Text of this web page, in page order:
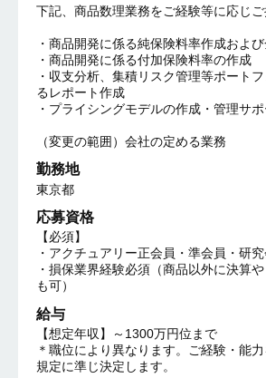
下記、商品数理業務をご経験等に応じご
・商品開発に係る純保険料率作成およ
・商品開発に係る付加保険料率の作成
・収支分析、集積リスク管理等ポート
るレポート作成
・プライシングモデルの作成・管理サ
（変更の範囲）会社の定める業務
勤務地
東京都
応募資格
【必須】
・アクチュアリー正会員・準会員・研究
・損保業界経験必須（商品以外に決算
も可）
給与
【想定年収】～1300万円位まで
＊職位により異なります。ご経験・能
規定に準じ決定します。